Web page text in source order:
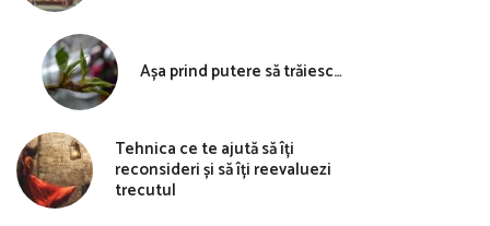
Așa prind putere să trăiesc…
Tehnica ce te ajută să îți
reconsideri și să îți reevaluezi
trecutul